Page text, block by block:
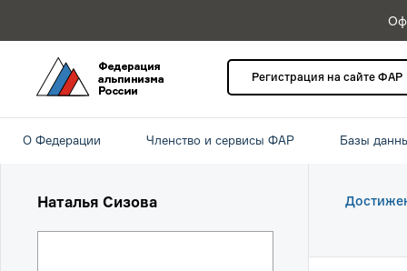
Регистрация на сайте ФАР
О Федерации Членство и сервисы ФАР Базы
Наталья Сизова